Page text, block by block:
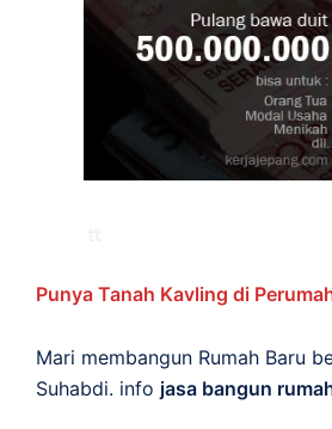
Punya Tanah Kavling di
Mari membangun Rumah Baru
Suhabdi. info jasa bangun